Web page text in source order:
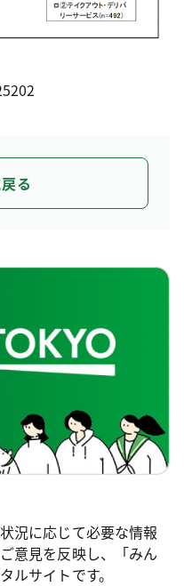
る
況に応じて必要な情報
意見を反映し、「みん
ルサイトです。